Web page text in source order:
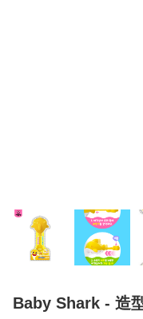
Baby Shark - 造